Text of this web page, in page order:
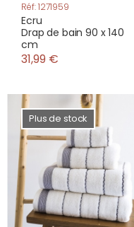
Réf: 1271959
Ecru
Drap de bain 90 x 140
cm
31,99 €
Plus de stock